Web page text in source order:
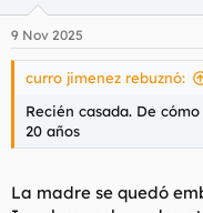
e
s
9 Nov 2025
curro jimenez rebuznó:
Recién casada. De
20 años
La madre se quedó